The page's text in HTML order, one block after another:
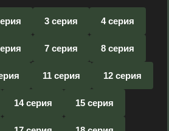
3 серия 4 серия
7 серия 8 серия
11 серия 12 серия
14 серия 15 серия